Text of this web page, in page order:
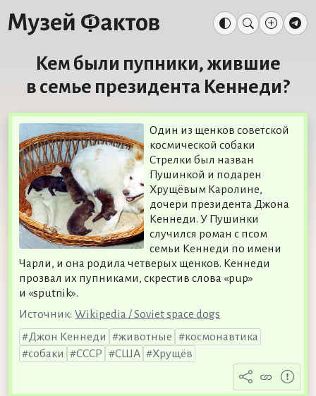
Кем были пупники, жившие
в семье президента Кеннеди?
Один из щенков советской
космической собаки
Стрелки был назван
Пушинкой и подарен
Хрущёвым Каролине,
дочери президента Джона
Кеннеди. У Пушинки
случился роман с псом
семьи Кеннеди по имени
Чарли, и она родила четверых щенков. Кеннеди
прозвал их пупниками, скрестив слова «pup»
и «sputnik».
Источник: Wikipedia / Soviet space dogs
Джон Кеннеди
животные
космонавтика
собаки
СССР США Хрущёв